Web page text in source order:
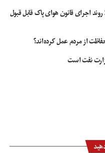
اجرای قانون هوای پاک قابل قبول
از مردم عمل کرده‌اند؟
نفت است